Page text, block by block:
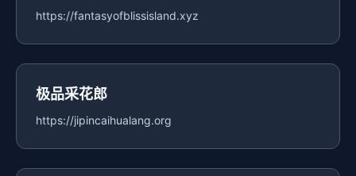
https://fantasyofblissisland.xyz
极品采花郎
https://jipincaihualang.org